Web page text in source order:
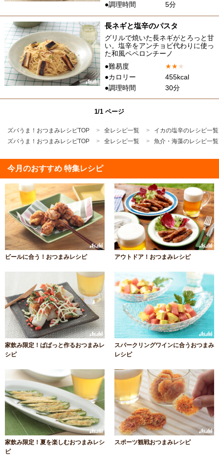
●調理時間
5分
長ネギと塩辛のパスタ
グリルで焼いた長ネギがとろっと甘
い。塩辛をアンチョビ代わりに使っ
た和風ペペロンチーノ
●難易度
★★★
●カロリー
455kcal
●調理時間
30分
1/1 ページ
ズバうま！おつまみレシピTOP 全レシピ一覧
イカの塩辛のレシピ一覧
ズバうま！おつまみレシピTOP
全レシピ一覧 魚介・海藻のレシピ一覧
今月のおすすめ 特集レシピ
ビールに合う！おつまみレシピ アウトドア！おつまみレシピ
家飲み限定！ぱぱっと作るおつまみレ
シピ
スパークリングワインに合うおつまみ
レシピ
家飲み限定！夏を楽しむおつまみレシ
ピ
スポーツ観戦おつまみレシピ